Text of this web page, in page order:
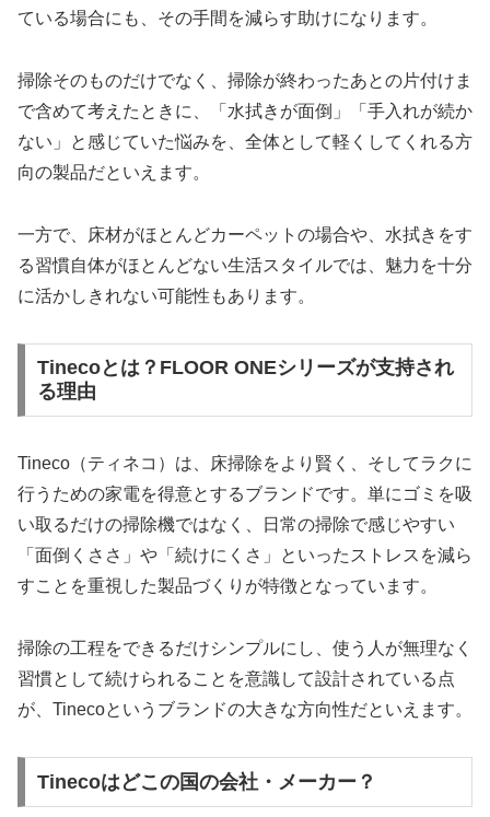
ている場合にも、その手間を減らす助けになります。
掃除そのものだけでなく、掃除が終わったあとの片付けま
で含めて考えたときに、「水拭きが面倒」「手入れが続か
ない」と感じていた悩みを、全体として軽くしてくれる方
向の製品だといえます。
一方で、床材がほとんどカーペットの場合や、水拭きをす
る習慣自体がほとんどない生活スタイルでは、魅力を十分
に活かしきれない可能性もあります。
Tinecoとは？FLOOR ONEシリーズが支持され
る理由
Tineco（ティネコ）は、床掃除をより賢く、そしてラクに
行うための家電を得意とするブランドです。単にゴミを吸
い取るだけの掃除機ではなく、日常の掃除で感じやすい
「面倒くささ」や「続けにくさ」といったストレスを減ら
すことを重視した製品づくりが特徴となっています。
掃除の工程をできるだけシンプルにし、使う人が無理なく
習慣として続けられることを意識して設計されている点
が、Tinecoというブランドの大きな方向性だといえます。
Tinecoはどこの国の会社・メーカー？